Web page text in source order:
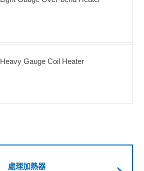
Heavy Gauge Coil Heater
處理加熱器